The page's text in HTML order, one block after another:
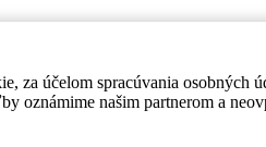
za účelom spracúvania osobných
oznámime našim partnerom a